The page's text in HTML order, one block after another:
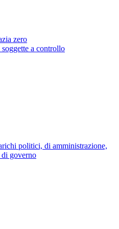
zero
a controllo
politici, di amministrazione,
governo